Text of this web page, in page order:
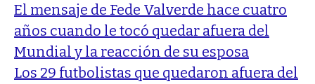
El mensaje de Fede Valverde hace cuatro
años cuando le tocó quedar afuera del
Mundial y la reacción de su esposa
Los 29 futbolistas que quedaron afuera del